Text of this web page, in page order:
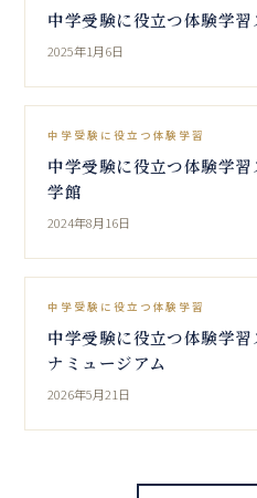
中学受験に役立つ体験学
2025年1月6日
中学受験に役立つ体験学習
中学受験に役立つ体験学
学館
2024年8月16日
中学受験に役立つ体験学習
中学受験に役立つ体験学
ナミュージアム
2026年5月21日